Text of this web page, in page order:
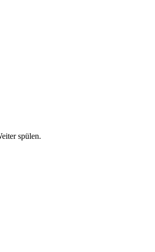
spülen.